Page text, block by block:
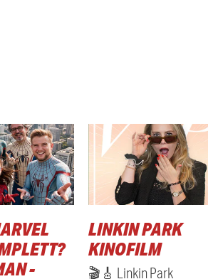
-
LINKIN PARK
KINOFILM
🎬🎸 Linkin Park